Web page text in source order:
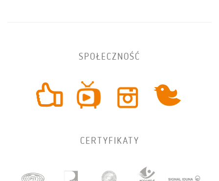
SPOŁECZNOŚĆ
CERTYFIKATY